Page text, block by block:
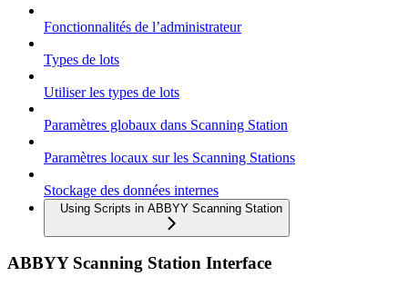
Fonctionnalités de l’administrateur
Types de lots
Utiliser les types de lots
Paramètres globaux dans Scanning Station
Paramètres locaux sur les Scanning Stations
Stockage des données internes
Using Scripts in ABBYY Scanning Station
ABBYY Scanning Station Interface